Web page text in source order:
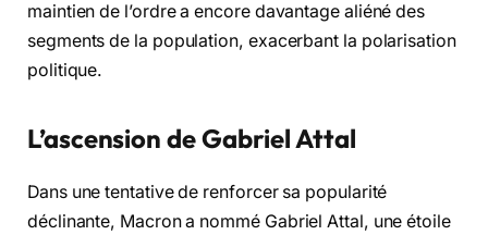
maintien de l’ordre a encore davantage aliéné des
segments de la population, exacerbant la polarisation
politique.
L’ascension de Gabriel Attal
Dans une tentative de renforcer sa popularité
déclinante, Macron a nommé Gabriel Attal, une étoile